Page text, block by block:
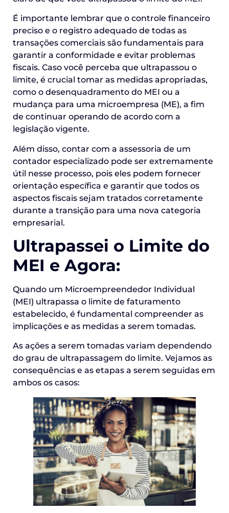
É importante lembrar que o controle financeiro
preciso e o registro adequado de todas as
transações comerciais são fundamentais para
garantir a conformidade e evitar problemas
fiscais. Caso você perceba que ultrapassou o
limite, é crucial tomar as medidas apropriadas,
como o desenquadramento do MEI ou a
mudança para uma microempresa (ME), a fim
de continuar operando de acordo com a
legislação vigente.
Além disso, contar com a assessoria de um
contador especializado pode ser extremamente
útil nesse processo, pois eles podem fornecer
orientação específica e garantir que todos os
aspectos fiscais sejam tratados corretamente
durante a transição para uma nova categoria
empresarial.
Ultrapassei o Limite do
MEI e Agora:
Quando um Microempreendedor Individual
(MEI) ultrapassa o limite de faturamento
estabelecido, é fundamental compreender as
implicações e as medidas a serem tomadas.
As ações a serem tomadas variam dependendo
do grau de ultrapassagem do limite. Vejamos as
consequências e as etapas a serem seguidas em
ambos os casos: